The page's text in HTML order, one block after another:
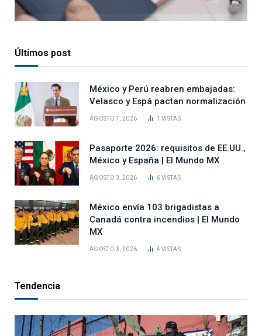
Últimos post
México y Perú reabren embajadas:
Velasco y Espá pactan normalización
AGOSTO 7, 2026 1VISTAS
Pasaporte 2026: requisitos de EE.UU.,
México y España | El Mundo MX
AGOSTO 3, 2026 6VISTAS
México envía 103 brigadistas a
Canadá contra incendios | El Mundo
MX
AGOSTO 3, 2026 4VISTAS
Tendencia